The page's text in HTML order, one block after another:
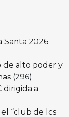
Santa 2026
de alto poder y
(296)
dirigida a
“club de los